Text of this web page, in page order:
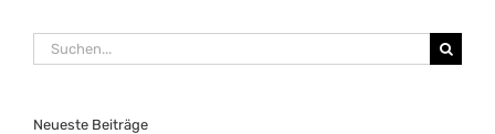
Suche
nach:
Neueste Beiträge